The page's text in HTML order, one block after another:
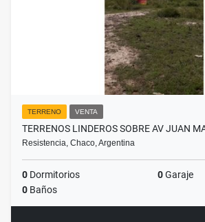
TERRENO VENTA
TERRENOS LINDEROS SOBRE AV JUAN
Resistencia, Chaco, Argentina
0 Dormitorios 0Garaje
0 Baños